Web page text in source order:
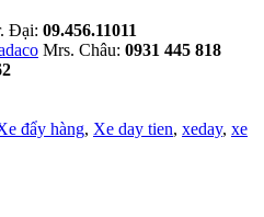
Đại: 09.456.11011
Mrs. Châu: 0931 445 818
đẩy hàng, Xe day tien, xeday, xe